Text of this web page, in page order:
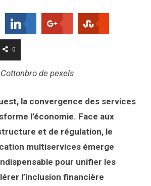
0
de pexels
la convergence des services
l’économie. Face aux
et de régulation, le
multiservices émerge
pour unifier les
l’inclusion financière